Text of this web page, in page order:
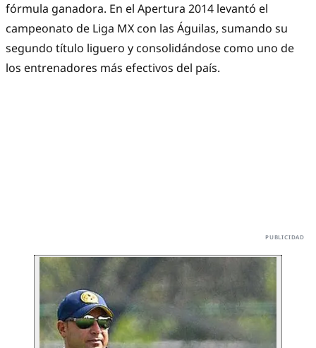
fórmula ganadora. En el Apertura 2014 levantó el
campeonato de Liga MX con las Águilas, sumando su
segundo título liguero y consolidándose como uno de
los entrenadores más efectivos del país.